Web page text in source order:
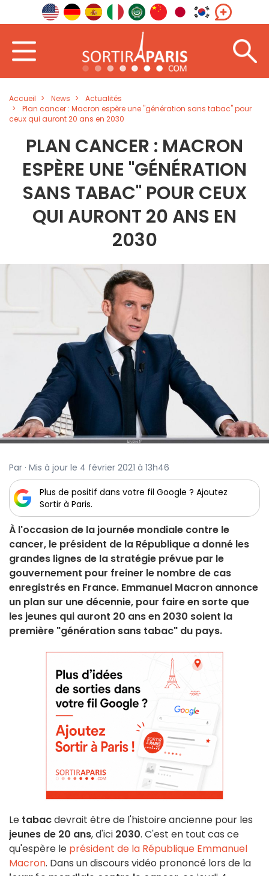
Accueil News
Actualités
Plan cancer : Macron espère une "génération sans tabac" pour
ceux qui auront 20 ans en 2030
PLAN CANCER : MACRON
ESPÈRE UNE "GÉNÉRATION
SANS TABAC" POUR CEUX
QUI AURONT 20 ANS EN
2030
Par · Mis à jour le 4 février 2021 à 13h46
Plus de positif dans votre fil Google ? Ajoutez
Sortir à Paris.
À l'occasion de la journée mondiale contre le
cancer, le président de la République a donné les
grandes lignes de la stratégie prévue par le
gouvernement pour freiner le nombre de cas
enregistrés en France. Emmanuel Macron annonce
un plan sur une décennie, pour faire en sorte que
les jeunes qui auront 20 ans en 2030 soient la
première "génération sans tabac" du pays.
Le tabacdevrait être de l'histoire ancienne pour les
jeunes de 20 ans, d'ici 2030. C'est en tout cas ce
qu'espère le président de la République Emmanuel
Macron. Dans un discours vidéo prononcé lors de la